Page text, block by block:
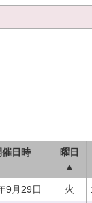
催日時
曜日
▲
9月29日 火